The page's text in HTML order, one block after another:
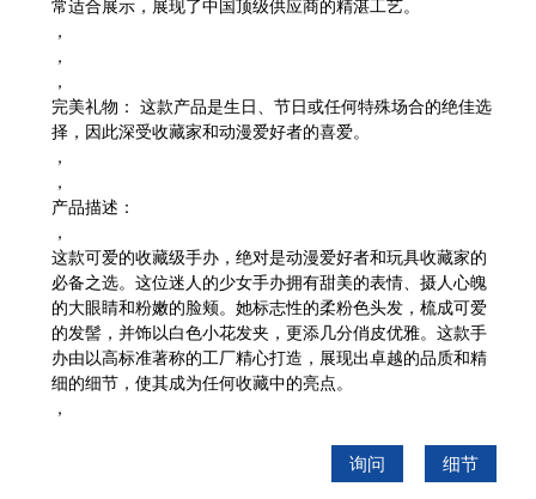
常适合展示，展现了中国顶级供应商的精湛工艺。
，
，
，
完美礼物： 这款产品是生日、节日或任何特殊场合的绝佳选
择，因此深受收藏家和动漫爱好者的喜爱。
，
，
产品描述：
，
这款可爱的收藏级手办，绝对是动漫爱好者和玩具收藏家的
必备之选。这位迷人的少女手办拥有甜美的表情、摄人心魄
的大眼睛和粉嫩的脸颊。她标志性的柔粉色头发，梳成可爱
的发髻，并饰以白色小花发夹，更添几分俏皮优雅。这款手
办由以高标准著称的工厂精心打造，展现出卓越的品质和精
细的细节，使其成为任何收藏中的亮点。
，
询问 细节